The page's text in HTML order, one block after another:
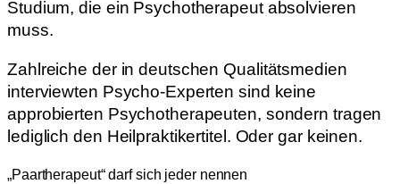
Studium, die ein Psychotherapeut absolvieren
muss.
Zahlreiche der in deutschen Qualitätsmedien
interviewten Psycho-Experten sind keine
approbierten Psychotherapeuten, sondern tragen
lediglich den Heilpraktikertitel. Oder gar keinen.
„Paartherapeut“ darf sich jeder nennen